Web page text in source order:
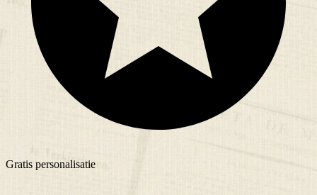
Gratis personalisatie